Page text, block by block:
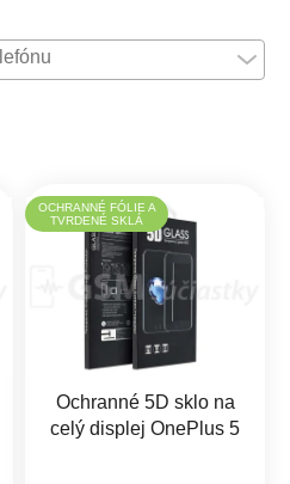
OCHRANNÉ FÓLIE A
TVRDENÉ SKLÁ
Ochranné 5D sklo na
celý displej OnePlus 5